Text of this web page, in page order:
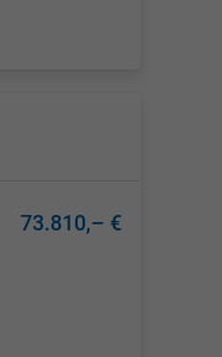
73.810,– €